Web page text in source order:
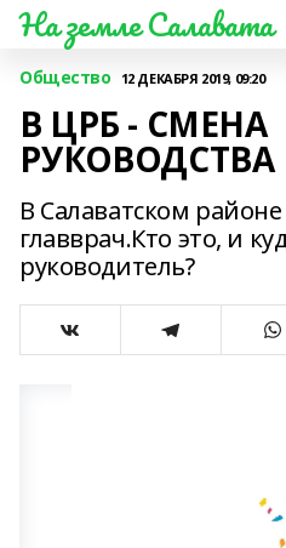
На земле Салавата
Общество 12 ДЕКАБРЯ 2019, 09:20
В ЦРБ - СМЕНА
РУКОВОДСТВА
В Салаватском
главврач.Кто это, и
руководитель?